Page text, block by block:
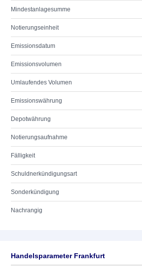
Mindestanlagesumme
Notierungseinheit
Emissionsdatum
Emissionsvolumen
Umlaufendes Volumen
Emissionswährung
Depotwährung
Notierungsaufnahme
Fälligkeit
Schuldnerkündigungsart
Sonderkündigung
Nachrangig
Handelsparameter Frankfurt